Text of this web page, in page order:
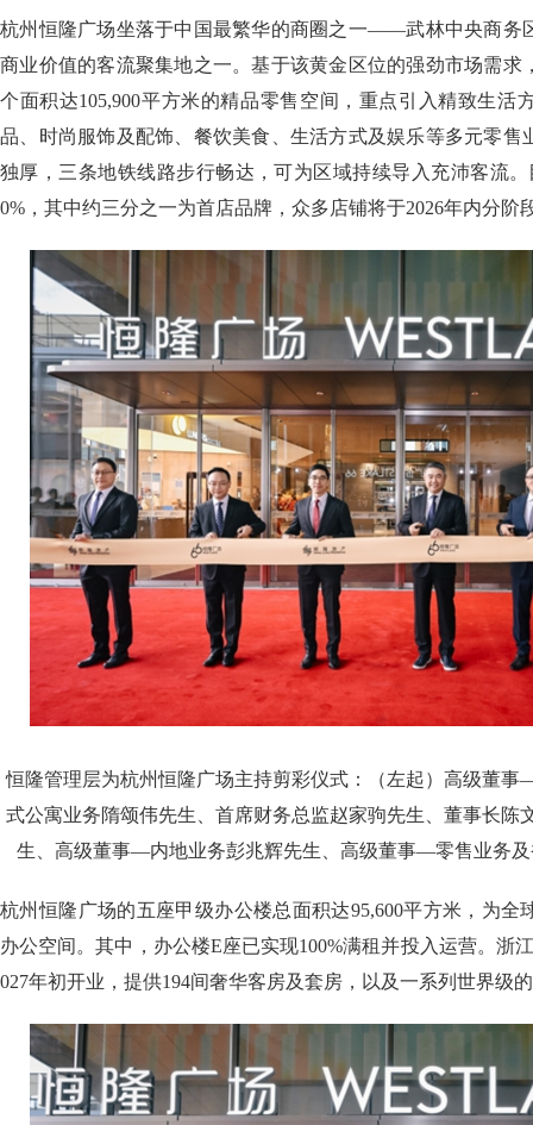
杭州恒隆广场坐落于中国最繁华的商圈之一——武林中央商务
商业价值的客流聚集地之一。基于该黄金区位的强劲市场需求
个面积达105,900平方米的精品零售空间，重点引入精致生活
品、时尚服饰及配饰、餐饮美食、生活方式及娱乐等多元零售
独厚，三条地铁线路步行畅达，可为区域持续导入充沛客流
0%，其中约三分之一为首店品牌，众多店铺将于2026年内分阶
恒隆管理层为杭州恒隆广场主持剪彩仪式：（左起）高级董
式公寓业务隋颂伟先生、首席财务总监赵家驹先生、董事长陈
生、高级董事—内地业务彭兆辉先生、高级董事—零售业务及
杭州恒隆广场的五座甲级办公楼总面积达95,600平方米，为全
办公空间。其中，办公楼E座已实现100%满租并投入运营。浙
027年初开业，提供194间奢华客房及套房，以及一系列世界级